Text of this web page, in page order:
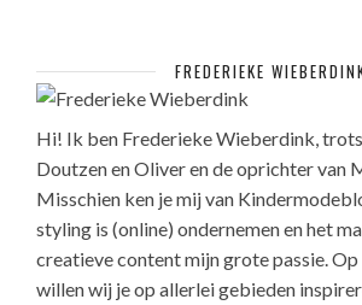
FREDERIEKE
Hi! Ik ben Frederieke Wieberdink,
Doutzen en Oliver en de oprichter van
Misschien ken je mij van
styling is (online) ondernemen en het
creatieve content mijn grote passie.
willen wij je op allerlei gebieden